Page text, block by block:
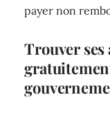
payer non
Trouver